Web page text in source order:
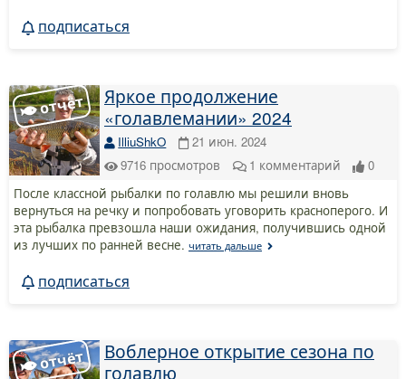
подписаться
Яркое продолжение
«голавлемании» 2024
IlliuShkO
21 июн. 2024
9716 просмотров 1 комментарий
0
После классной рыбалки по голавлю мы решили вновь
вернуться на речку и попробовать уговорить красноперого. И
эта рыбалка превзошла наши ожидания, получившись одной
из лучших по ранней весне. читать дальше
подписаться
Воблерное открытие сезона по
голавлю